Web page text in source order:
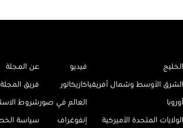
الخليج
الشرق الأوسط وشمال أفريقيا
أوروبا
الولايات المتحدة الأميركية
فيديو
كاريكاتور
العالم في صور
إنفوغراف
عن المجلة
فريق المجلة
شروط
سياسة